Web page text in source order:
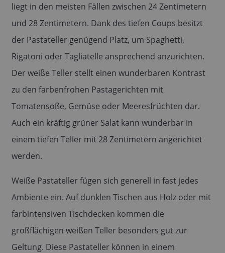
liegt in den meisten Fällen zwischen 24 Zentimetern
und 28 Zentimetern. Dank des tiefen Coups besitzt
der Pastateller genügend Platz, um Spaghetti,
Rigatoni oder Tagliatelle ansprechend anzurichten.
Der weiße Teller stellt einen wunderbaren Kontrast
zu den farbenfrohen Pastagerichten mit
Tomatensoße, Gemüse oder Meeresfrüchten dar.
Auch ein kräftig grüner Salat kann wunderbar in
einem tiefen Teller mit 28 Zentimetern angerichtet
werden.
Weiße Pastateller fügen sich generell in fast jedes
Ambiente ein. Auf dunklen Tischen aus Holz oder mit
farbintensiven Tischdecken kommen die
großflächigen weißen Teller besonders gut zur
Geltung. Diese Pastateller können in einem